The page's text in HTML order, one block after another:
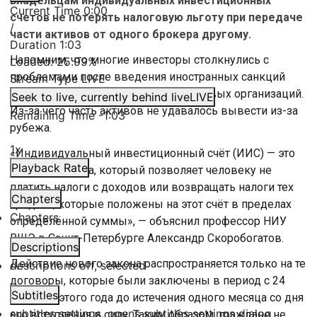
Current Time 0:00
/
Duration 1:03
Loaded:25.99%
Stream TypeLIVE
Seek to live, currently behind liveLIVE
Remaining Time -1:03
1x
Playback Rate
Chapters
Chapters
Descriptions
descriptions off, selected
Subtitles
subtitles settings, opens subtitles settings dialog
счетов не потерять налоговую льготу при передаче
части активов от одного брокера другому.
Напомним, что многие инвесторы столкнулись с
проблемами после введения иностранных санкций
против российских банков и финансовых организаций.
Из-за чего часть активов не удавалось вывести из-за
рубежа.
«Индивидуальный инвестиционный счёт (ИИС) — это
такой вид счёта, который позволяет человеку не
платить налоги с доходов или возвращать налоги тех
средств, которые положены на этот счёт в пределах
определённой суммы», — объяснил профессор НИУ
ВШЭ в Санкт-Петербурге Александр Скоробогатов.
Действие нового закона распространяется только на те
договоры, которые были заключены в период с 24
февраля этого года до истечения одного месяца со дня